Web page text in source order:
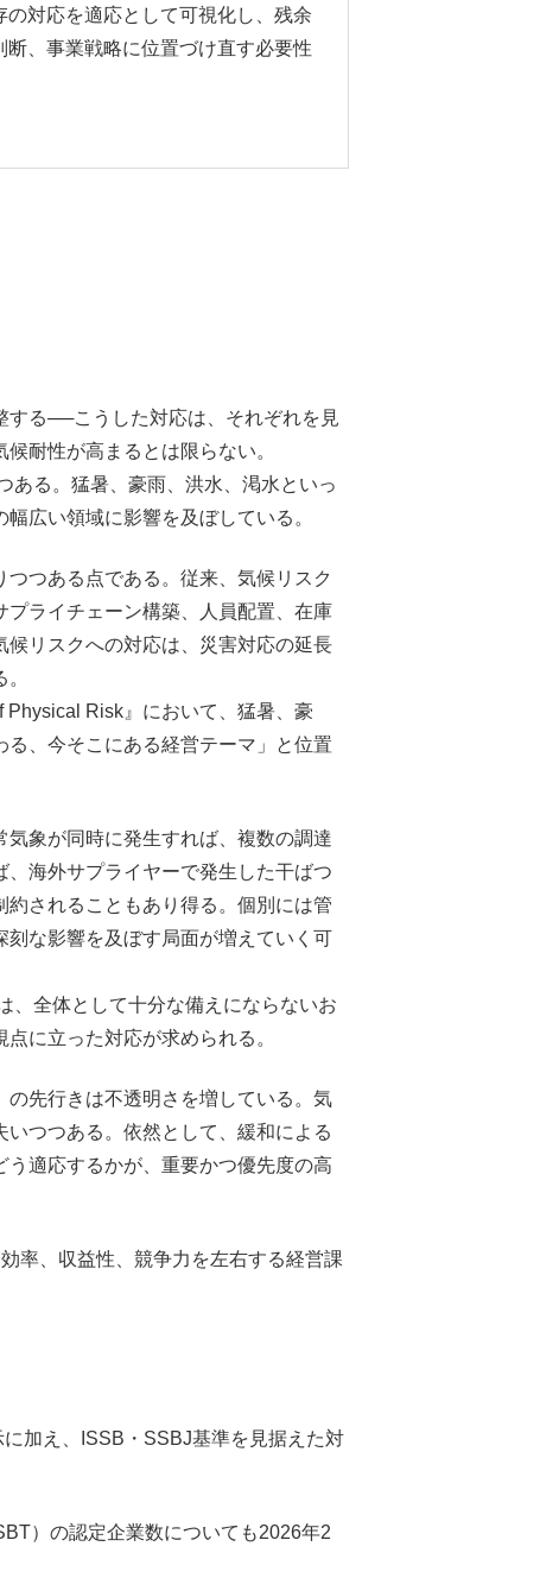
対応を適応として可視化し、残余
、事業戦略に位置づけ直す必要性
する──こうした対応は、それぞれを見
耐性が高まるとは限らない。
る。猛暑、豪雨、洪水、渇水といっ
幅広い領域に影響を及ぼしている。
つある点である。従来、気候リスク
ライチェーン構築、人員配置、在庫
リスクへの対応は、災害対応の延長
Risk』において、猛暑、豪
、今そこにある経営テーマ」と位置
象が同時に発生すれば、複数の調達
海外サプライヤーで発生した干ばつ
されることもあり得る。個別には管
な影響を及ぼす局面が増えていく可
全体として十分な備えにならないお
に立った対応が求められる。
先行きは不透明さを増している。気
つつある。依然として、緩和による
適応するかが、重要かつ優先度の高
率、収益性、競争力を左右する経営課
加え、ISSB・SSBJ基準を見据えた対
）の認定企業数についても2026年2